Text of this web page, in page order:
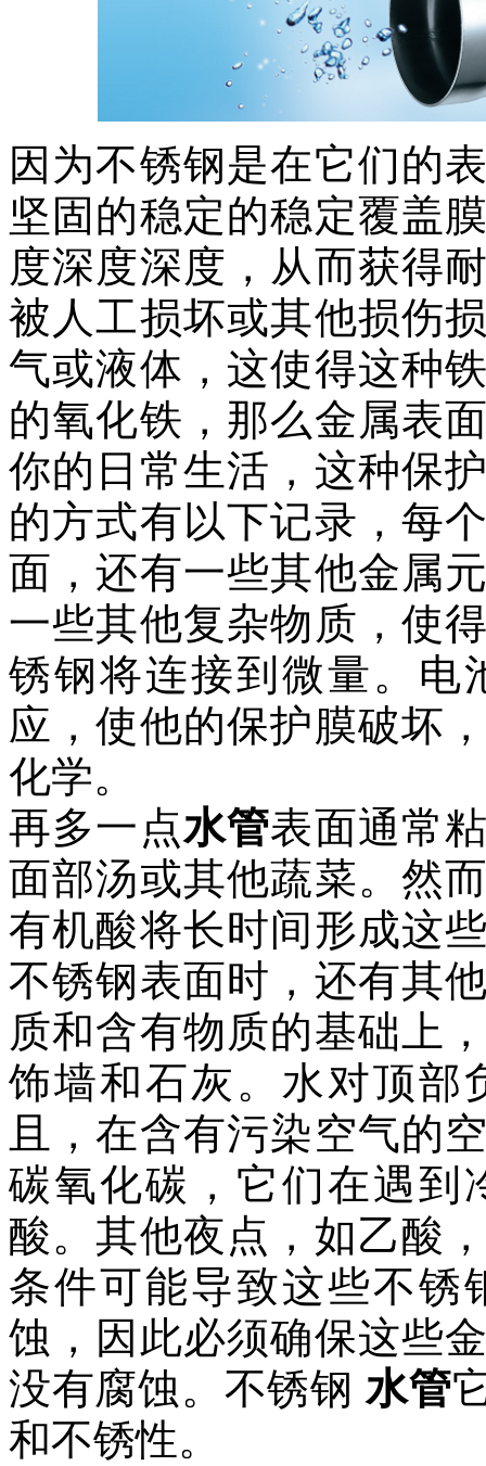
因为不锈钢是在它们的
坚固的稳定的稳定覆盖
度深度深度，从而获得
被人工损坏或其他损伤
气或液体，这使得这种
的氧化铁，那么金属表
你的日常生活，这种保
的方式有以下记录，每
面，还有一些其他金属
一些其他复杂物质，使
锈钢将连接到微量。电
应，使他的保护膜破坏
化学。
再多一点水管表面通常
面部汤或其他蔬菜。然
有机酸将长时间形成这
不锈钢表面时，还有其
质和含有物质的基础上
饰墙和石灰。水对顶部
且，在含有污染空气的
碳氧化碳，它们在遇到
酸。其他夜点，如乙酸
条件可能导致这些不锈
蚀，因此必须确保这些
没有腐蚀。不锈钢水管
和不锈性。